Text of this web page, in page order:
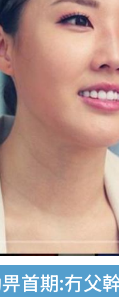
首期:冇父